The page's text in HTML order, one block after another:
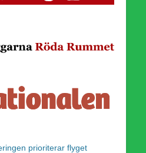
prioriterar flyget